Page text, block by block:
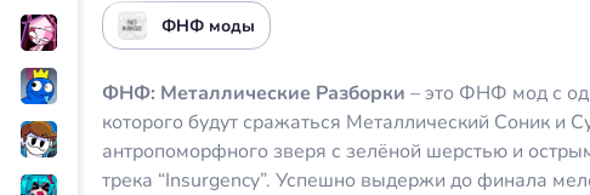
ФНФ моды
ФНФ: Металлические Разборки – это ФНФ мод с
которого будут сражаться Металлический Соник и
антропоморфного зверя с зелёной шерстью и
трека “Insurgency”. Успешно выдержи до финала